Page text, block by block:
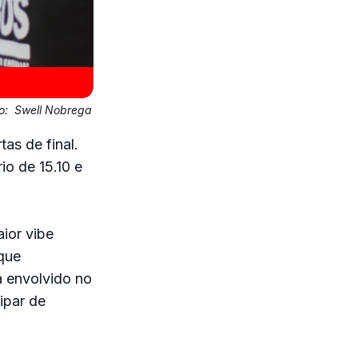
Swell Nobrega
de final.
de 15.10 e
vibe
envolvido no
de